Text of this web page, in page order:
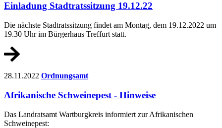
Einladung Stadtratssitzung 19.12.22
Die nächste Stadtratssitzung findet am Montag, dem 19.12.2022 um
19.30 Uhr im Bürgerhaus Treffurt statt.
28.11.2022 Ordnungsamt
Afrikanische Schweinepest - Hinweise
Das Landratsamt Wartburgkreis informiert zur Afrikanischen
Schweinepest: